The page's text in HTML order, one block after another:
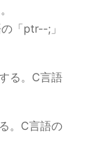
「ptr--;」
る。C言語
。C言語の